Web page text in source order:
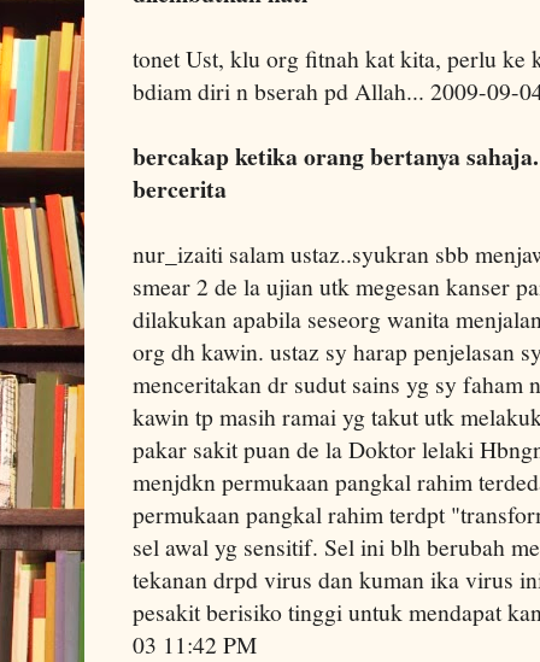
tonet Ust, klu org fitnah kat kita, perlu ke
bdiam diri n bserah pd Allah... 2009-09-
bercakap ketika orang bertanya
bercerita
nur_izaiti salam ustaz..syukran sbb
smear 2 de la ujian utk megesan kanser
dilakukan apabila seseorg wanita
org dh kawin. ustaz sy harap penjelasan
menceritakan dr sudut sains yg sy faham
kawin tp masih ramai yg takut utk
pakar sakit puan de la Doktor lelaki
menjdkn permukaan pangkal rahim
permukaan pangkal rahim terdpt
sel awal yg sensitif. Sel ini blh berubah
tekanan drpd virus dan kuman ika virus
pesakit berisiko tinggi untuk mendapat
03 11:42 PM